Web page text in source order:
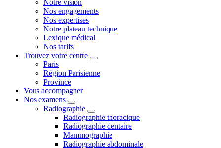
Notre vision
Nos engagements
Nos expertises
Notre plateau technique
Lexique médical
Nos tarifs
Trouvez votre centre
Paris
Région Parisienne
Province
Vous accompagner
Nos examens
Radiographie
Radiographie thoracique
Radiographie dentaire
Mammographie
Radiographie abdominale